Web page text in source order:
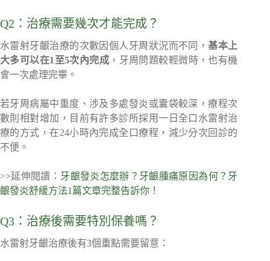
Q2：治療需要幾次才能完成？
水雷射牙齦治療的次數因個人牙周狀況而不同，基本上
大多可以在1至5次內完成 ，牙周問題較輕微時，也有機
會一次處理完畢。
若牙周病屬中重度、涉及多處發炎或囊袋較深，療程次
數則相對增加，目前有許多診所採用一日全口水雷射治
療的方式，在24小時內完成全口療程，減少分次回診的
不便。
>>延伸閱讀： 牙齦發炎怎麼辦？牙齦腫痛原因為何？牙
齦發炎舒緩方法1篇文章完整告訴你！
Q3：治療後需要特別保養嗎？
水雷射牙齦治療後有3個重點需要留意：